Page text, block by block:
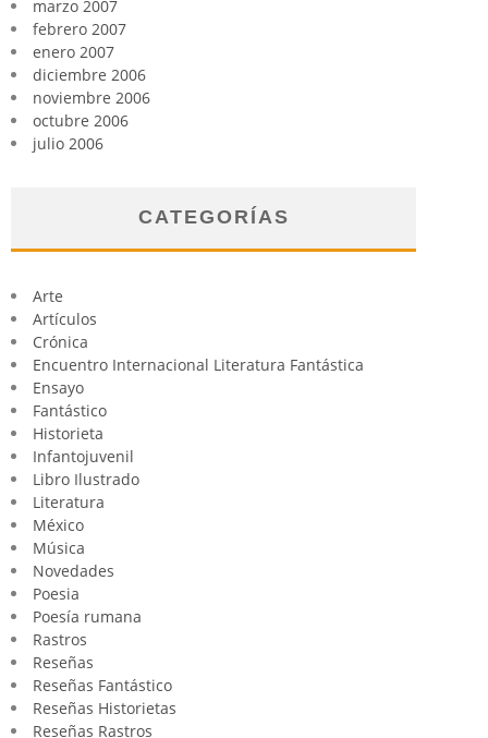
marzo 2007
febrero 2007
enero 2007
diciembre 2006
noviembre 2006
octubre 2006
julio 2006
CATEGORÍAS
Arte
Artículos
Crónica
Encuentro Internacional Literatura Fantástica
Ensayo
Fantástico
Historieta
Infantojuvenil
Libro Ilustrado
Literatura
México
Música
Novedades
Poesia
Poesía rumana
Rastros
Reseñas
Reseñas Fantástico
Reseñas Historietas
Reseñas Rastros